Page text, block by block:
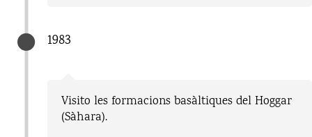
1983
Visito les formacions basàltiques del Hoggar
(Sàhara).